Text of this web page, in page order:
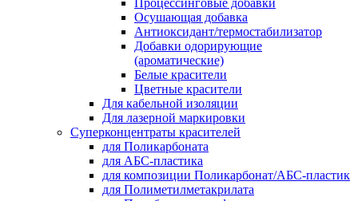
Процессинговые добавки
Осушающая добавка
Антиоксидант/термостабилизатор
Добавки одорирующие
(ароматические)
Белые красители
Цветные красители
Для кабельной изоляции
Для лазерной маркировки
Суперконцентраты красителей
для Поликарбоната
для АБС-пластика
для композиции Поликарбонат/АБС-пластик
для Полиметилметакрилата